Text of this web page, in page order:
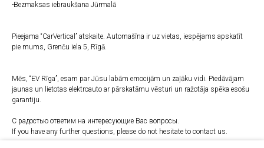
-Bezmaksas iebraukšana Jūrmalā
Pieejama “CarVertical” atskaite. Automašīna ir uz vietas, iespējams apskatīt
pie mums, Grenču iela 5, Rīgā.
Mēs, “EV Rīga”, esam par Jūsu labām emocijām un zaļāku vidi. Piedāvājam
jaunas un lietotas elektroauto ar pārskatāmu vēsturi un ražotāja spēka esošu
garantiju.
С радостью ответим на интересующие Вас вопросы.
If you have any further questions, please do not hesitate to contact us.